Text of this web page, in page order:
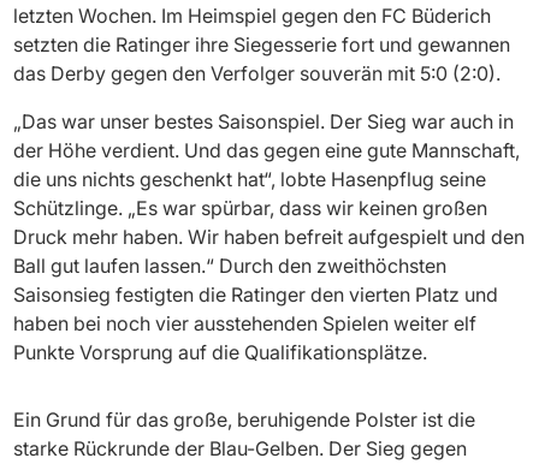
letzten Wochen. Im Heimspiel gegen den FC Büderich
setzten die Ratinger ihre Siegesserie fort und gewannen
das Derby gegen den Verfolger souverän mit 5:0 (2:0).
„Das war unser bestes Saisonspiel. Der Sieg war auch in
der Höhe verdient. Und das gegen eine gute Mannschaft,
die uns nichts geschenkt hat“, lobte Hasenpflug seine
Schützlinge. „Es war spürbar, dass wir keinen großen
Druck mehr haben. Wir haben befreit aufgespielt und den
Ball gut laufen lassen.“ Durch den zweithöchsten
Saisonsieg festigten die Ratinger den vierten Platz und
haben bei noch vier ausstehenden Spielen weiter elf
Punkte Vorsprung auf die Qualifikationsplätze.
Ein Grund für das große, beruhigende Polster ist die
starke Rückrunde der Blau-Gelben. Der Sieg gegen